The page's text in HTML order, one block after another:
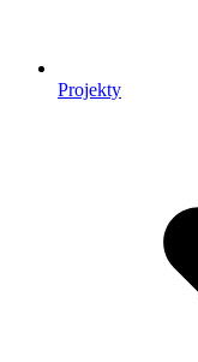
Projekty